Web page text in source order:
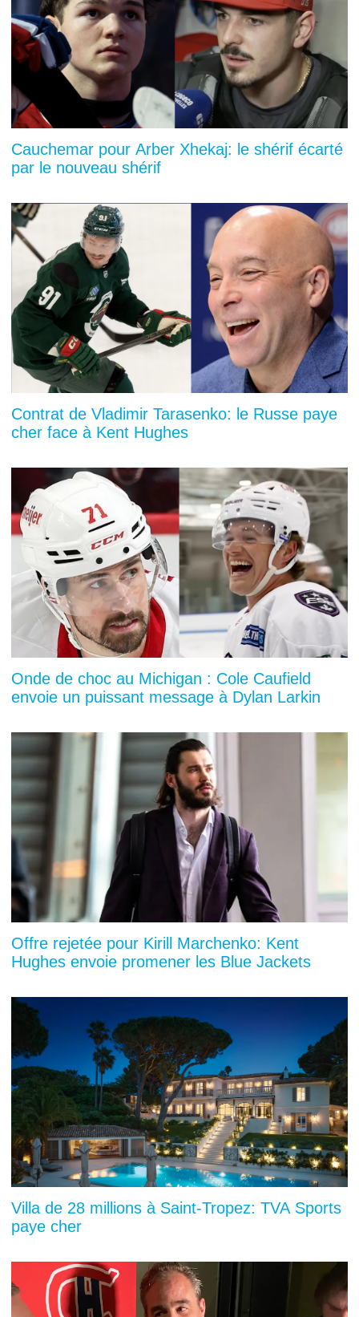
Cauchemar pour Arber Xhekaj: le shérif écarté
par le nouveau shérif
Contrat de Vladimir Tarasenko: le Russe paye
cher face à Kent Hughes
Onde de choc au Michigan : Cole Caufield
envoie un puissant message à Dylan Larkin
Offre rejetée pour Kirill Marchenko: Kent
Hughes envoie promener les Blue Jackets
Villa de 28 millions à Saint-Tropez: TVA Sports
paye cher